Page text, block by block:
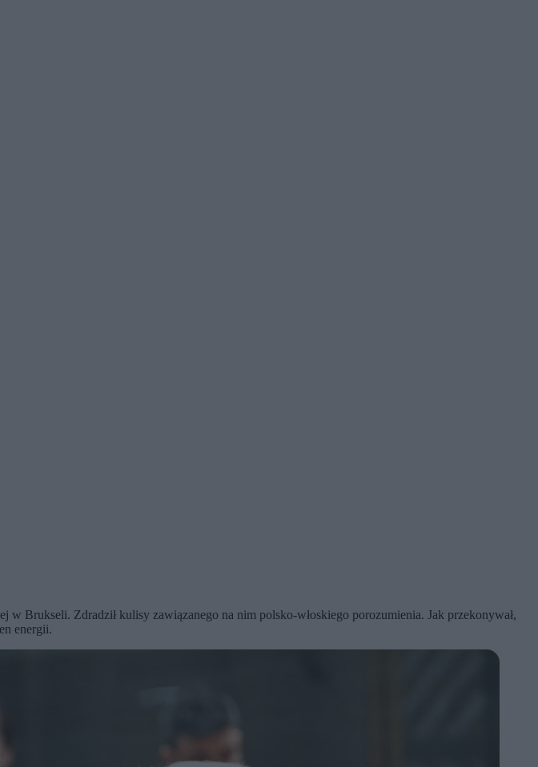
Brukseli. Zdradził kulisy zawiązanego na nim polsko-włoskiego porozumienia. Jak przekonywał,
energii.